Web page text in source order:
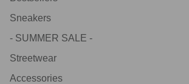
Sneakers
- SUMMER SALE -
Streetwear
Accessories